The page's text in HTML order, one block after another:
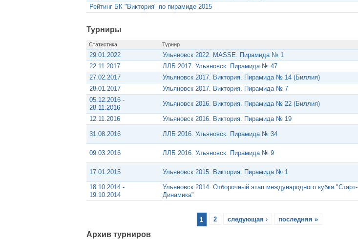
Рейтинг БК "Виктория" по пирамиде 2015
Турниры
Статистика Турнир
29.01.2022 Ульяновск 2022. MASSE. Пирамида № 1
22.11.2017
ЛЛБ 2017. Ульяновск. Пирамида № 47
27.02.2017
Ульяновск 2017. Виктория. Пирамида № 14 (Биллия)
28.01.2017
Ульяновск 2017. Виктория. Пирамида № 7
05.12.2016 -
28.11.2016
Ульяновск 2016. Виктория. Пирамида № 22 (Биллия)
12.11.2016 Ульяновск 2016. Виктория. Пирамида № 19
31.08.2016 ЛЛБ 2016. Ульяновск. Пирамида № 34
09.03.2016 ЛЛБ 2016. Ульяновск. Пирамида № 9
17.01.2015 Ульяновск 2015. Виктория. Пирамида № 1
18.10.2014 -
19.10.2014
Ульяновск 2014. Отборочный этап международного кубка "Старт-
Динамика"
1 2 следующая › последняя »
Архив турниров